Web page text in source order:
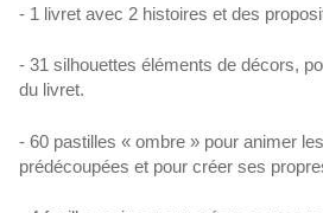
- 1 livret avec 2 histoires et des
- 31 silhouettes éléments de décors,
du livret.
- 60 pastilles « ombre » pour animer
prédécoupées et pour créer ses